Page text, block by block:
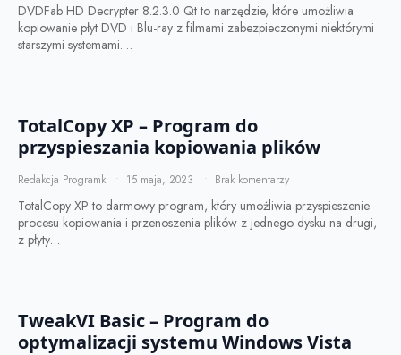
DVDFab HD Decrypter 8.2.3.0 Qt to narzędzie, które umożliwia
kopiowanie płyt DVD i Blu-ray z filmami zabezpieczonymi niektórymi
starszymi systemami.…
TotalCopy XP – Program do
przyspieszania kopiowania plików
Redakcja Programki 15 maja, 2023 Brak komentarzy
TotalCopy XP to darmowy program, który umożliwia przyspieszenie
procesu kopiowania i przenoszenia plików z jednego dysku na drugi,
z płyty…
TweakVI Basic – Program do
optymalizacji systemu Windows Vista